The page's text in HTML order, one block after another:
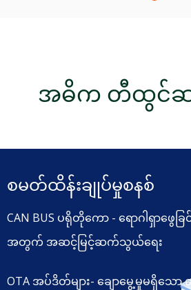
အဓိက တီထွင်ဆ
မြင်ကွင်းသုံးခု
ကုန်စည်ပို့ဆောင်ခြင်း - စွမ်းရည်မြင့် ကု
ထုတ်ယူခြင်း - ထိရောက်သော စုဆောင်း
စမတ်ထိန်းချုပ်မှုစနစ်
CAN BUS ပရိုတိုကော - ရောဂါရှာဖွေခြ
အတွက် အဆင့်မြင့်ဆက်သွယ်ရေး
OTA အပ်ဒိတ်များ- ချောမွေ့မှုမရှိသေ